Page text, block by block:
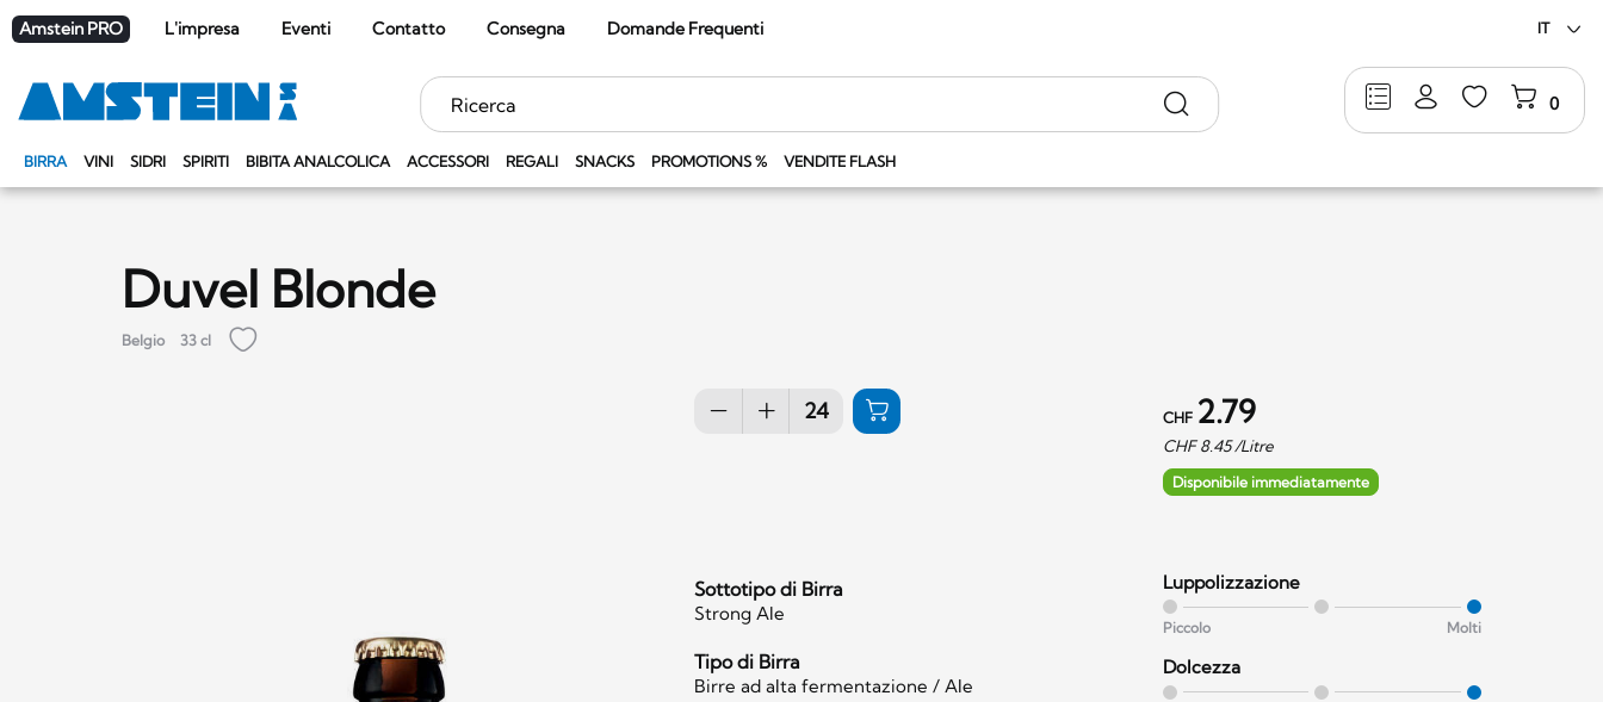
Amstein PRO L'impresa Eventi Contatto Consegna Domande Frequenti IT
BIRRA VINI SIDRI SPIRITI BIBITA ANALCOLICA ACCESSORI REGALI SNACKS PROMOTIONS % VENDITE FLASH
0
Parole
chiave
Ricerca
Duvel Blonde
Belgio 33 cl
CHF 2.79
CHF8.45/Litre
Disponibile immediatamente
Sottotipo di Birra
Strong Ale
Tipo di Birra
Birre ad alta fermentazione / Ale
Luppolizzazione
Piccolo Molti
Dolcezza